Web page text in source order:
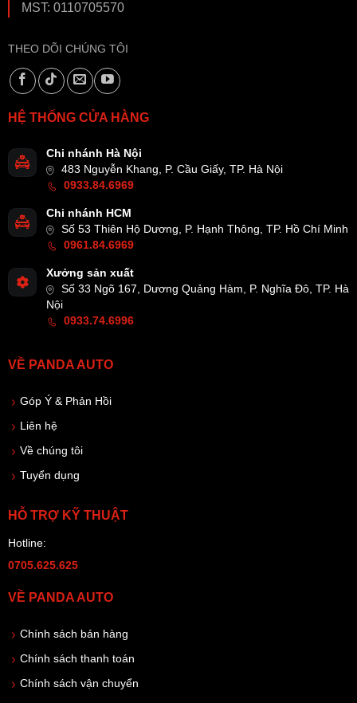
MST: 0110705570
THEO DÕI CHÚNG TÔI
HỆ THỐNG CỬA HÀNG
Chi nhánh Hà Nội
483 Nguyễn Khang, P. Cầu Giấy, TP. Hà Nội
0933.84.6969
Chi nhánh HCM
Số 53 Thiên Hộ Dương, P. Hạnh Thông, TP. Hồ Chí Minh
0961.84.6969
Xưởng sản xuất
Số 33 Ngõ 167, Dương Quảng Hàm, P. Nghĩa Đô, TP. Hà
Nội
0933.74.6996
VỀ PANDA AUTO
Góp Ý & Phản Hồi
Liên hệ
Về chúng tôi
Tuyển dụng
HỖ TRỢ KỸ THUẬT
Hotline:
0705.625.625
VỀ PANDA AUTO
Chính sách bán hàng
Chính sách thanh toán
Chính sách vận chuyển